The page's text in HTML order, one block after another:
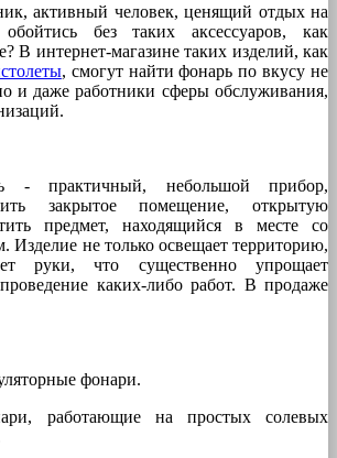
активный человек, ценящий отдых на
без таких аксессуаров, как
В интернет-магазине таких изделий, как
, смогут найти фонарь по вкусу не
и даже работники сферы обслуживания,
- практичный, небольшой прибор,
закрытое помещение, открытую
предмет, находящийся в месте со
Изделие не только освещает территорию,
руки, что существенно упрощает
каких-либо работ. В продаже
фонари.
работающие на простых солевых